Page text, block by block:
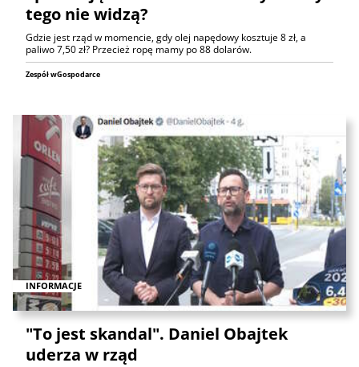
tego nie widzą?
Gdzie jest rząd w momencie, gdy olej napędowy kosztuje 8 zł, a
paliwo 7,50 zł? Przecież ropę mamy po 88 dolarów.
Zespół wGospodarce
INFORMACJE
"To jest skandal". Daniel Obajtek
uderza w rząd